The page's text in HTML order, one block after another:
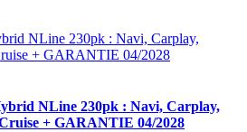
NLine 230pk : Navi, Carplay,
+ GARANTIE 04/2028
NLine 230pk : Navi, Carplay,
+ GARANTIE 04/2028